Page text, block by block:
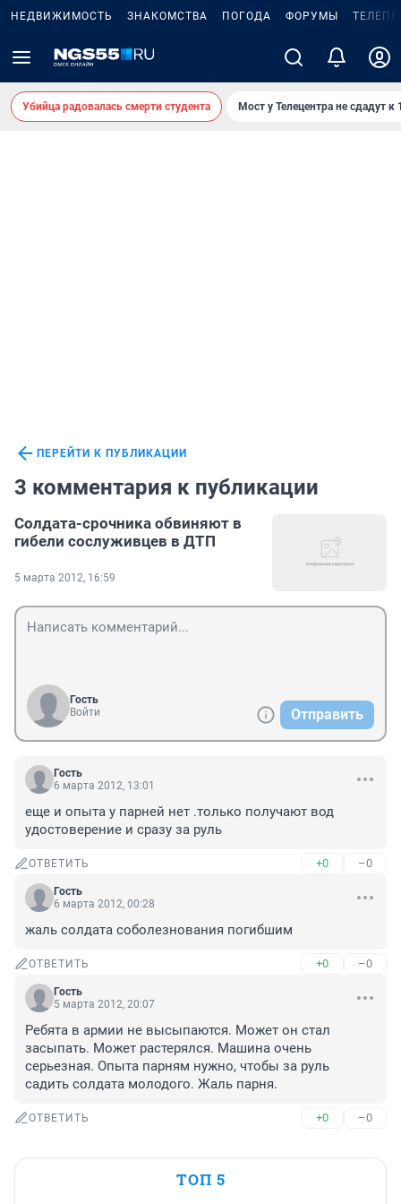
НЕДВИЖИМОСТЬ ЗНАКОМСТВА ПОГОДА ФОРУМЫ
Убийца радовалась смерти студента Мост у Телецентра не сдадут к
ПЕРЕЙТИ К ПУБЛИКАЦИИ
3 комментария к публикации
Солдата-срочника обвиняют в
гибели сослуживцев в ДТП
5 марта 2012, 16:59
Гость
Войти
Отправить
Гость
6 марта 2012, 13:01
еще и опыта у парней нет .только получают вод
удостоверение и сразу за руль
ОТВЕТИТЬ +0 –0
Гость
6 марта 2012, 00:28
жаль солдата соболезнования погибшим
ОТВЕТИТЬ +0 –0
Гость
5 марта 2012, 20:07
Ребята в армии не высыпаются. Может он стал
засыпать. Может растерялся. Машина очень
серьезная. Опыта парням нужно, чтобы за руль
садить солдата молодого. Жаль парня.
ОТВЕТИТЬ +0 –0
ТОП 5